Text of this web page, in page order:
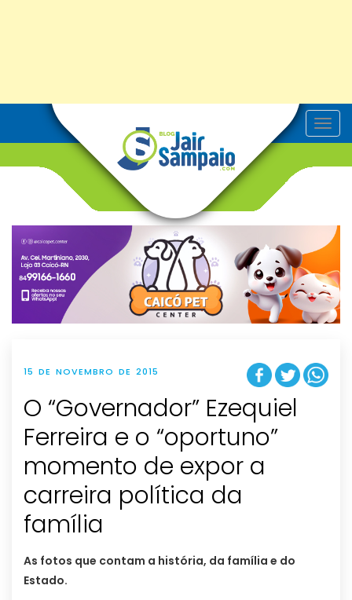
T
o
v
g
t
i
o
n
15 DE NOVEMBRO DE 2015
O “Governador” Ezequiel
Ferreira e o “oportuno”
momento de expor a
carreira política da
família
As fotos que contam a história, da família e do
Estado.